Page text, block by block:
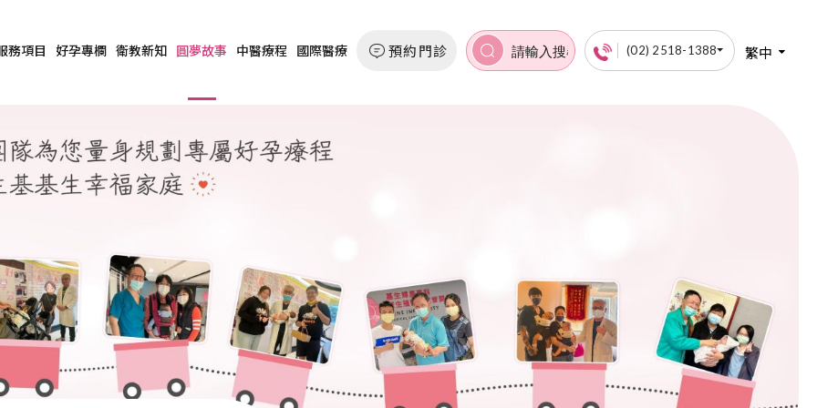
務項目 好孕專欄 衛教新知 圓夢故事 中醫療程 國際醫療 預約門診 (02) 2518-1388 繁中